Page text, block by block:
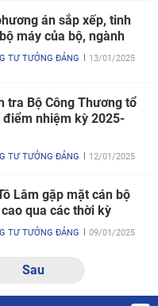
án sắp xếp, tinh
máy của bộ, ngành
TƯ TƯỞNG ĐẢNG 13/01/2025
tra Bộ Công Thương tổ
nhiệm kỳ 2025-
TƯ TƯỞNG ĐẢNG 12/01/2025
Lâm gặp mặt cán bộ
qua các thời kỳ
TƯ TƯỞNG ĐẢNG 09/01/2025
Sau